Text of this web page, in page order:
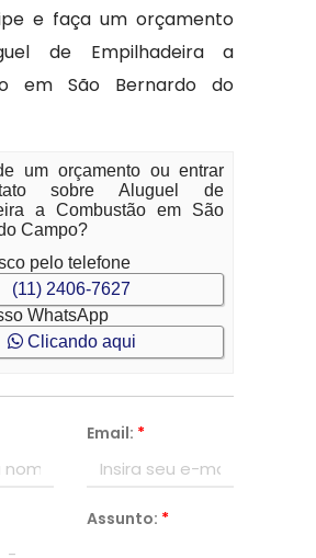
e faça um orçamento
de Empilhadeira a
em São Bernardo do
um orçamento ou entrar
sobre Aluguel de
a Combustão em São
Campo?
pelo telefone
(11) 2406-7627
WhatsApp
Clicando aqui
Email: *
Assunto: *